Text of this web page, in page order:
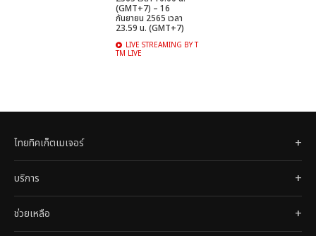
(GMT+7) – 16
กันยายน 2565 เวลา
23.59 น. (GMT+7)
LIVE STREAMING BY T
TM LIVE
ไทยทิคเก็ตเมเจอร์
บริการ
ช่วยเหลือ